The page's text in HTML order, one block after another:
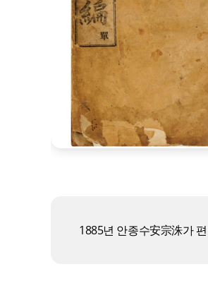
1885년 안종수安宗洙가